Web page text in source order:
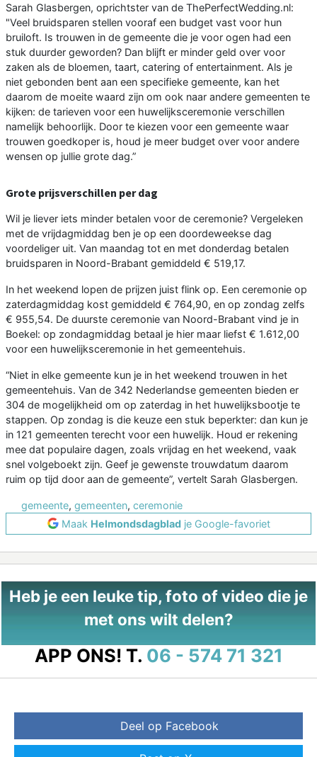
Sarah Glasbergen, oprichtster van de ThePerfectWedding.nl:
"Veel bruidsparen stellen vooraf een budget vast voor hun
bruiloft. Is trouwen in de gemeente die je voor ogen had een
stuk duurder geworden? Dan blijft er minder geld over voor
zaken als de bloemen, taart, catering of entertainment. Als je
niet gebonden bent aan een specifieke gemeente, kan het
daarom de moeite waard zijn om ook naar andere gemeenten te
kijken: de tarieven voor een huwelijksceremonie verschillen
namelijk behoorlijk. Door te kiezen voor een gemeente waar
trouwen goedkoper is, houd je meer budget over voor andere
wensen op jullie grote dag.”
Grote prijsverschillen per dag
Wil je liever iets minder betalen voor de ceremonie? Vergeleken
met de vrijdagmiddag ben je op een doordeweekse dag
voordeliger uit. Van maandag tot en met donderdag betalen
bruidsparen in Noord-Brabant gemiddeld € 519,17.
In het weekend lopen de prijzen juist flink op. Een ceremonie op
zaterdagmiddag kost gemiddeld € 764,90, en op zondag zelfs
€ 955,54. De duurste ceremonie van Noord-Brabant vind je in
Boekel: op zondagmiddag betaal je hier maar liefst € 1.612,00
voor een huwelijksceremonie in het gemeentehuis.
“Niet in elke gemeente kun je in het weekend trouwen in het
gemeentehuis. Van de 342 Nederlandse gemeenten bieden er
304 de mogelijkheid om op zaterdag in het huwelijksbootje te
stappen. Op zondag is die keuze een stuk beperkter: dan kun je
in 121 gemeenten terecht voor een huwelijk. Houd er rekening
mee dat populaire dagen, zoals vrijdag en het weekend, vaak
snel volgeboekt zijn. Geef je gewenste trouwdatum daarom
ruim op tijd door aan de gemeente”, vertelt Sarah Glasbergen.
gemeente, gemeenten, ceremonie
Maak Helmondsdagbladje Google-favoriet
Heb je een leuke tip, foto of video die je
met ons wilt delen?
APP ONS! T. 06 - 574 71 321
Deel op Facebook